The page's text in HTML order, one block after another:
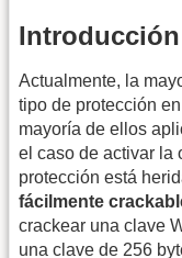
Introducción
Actualmente, la
tipo de protección
mayoría de ellos
el caso de activar la
protección está
fácilmente
crackear una clave
una clave de 256